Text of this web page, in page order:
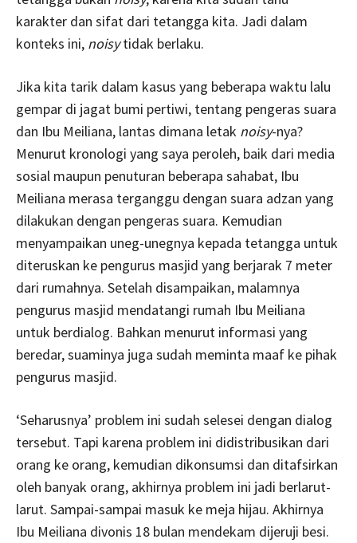
karakter dan sifat dari tetangga kita. Jadi dalam
konteks ini, noisytidak berlaku.
Jika kita tarik dalam kasus yang beberapa waktu lalu
gempar di jagat bumi pertiwi, tentang pengeras suara
dan Ibu Meiliana, lantas dimana letak noisy-nya?
Menurut kronologi yang saya peroleh, baik dari media
sosial maupun penuturan beberapa sahabat, Ibu
Meiliana merasa terganggu dengan suara adzan yang
dilakukan dengan pengeras suara. Kemudian
menyampaikan uneg-unegnya kepada tetangga untuk
diteruskan ke pengurus masjid yang berjarak 7 meter
dari rumahnya. Setelah disampaikan, malamnya
pengurus masjid mendatangi rumah Ibu Meiliana
untuk berdialog. Bahkan menurut informasi yang
beredar, suaminya juga sudah meminta maaf ke pihak
pengurus masjid.
‘Seharusnya’ problem ini sudah selesei dengan dialog
tersebut. Tapi karena problem ini didistribusikan dari
orang ke orang, kemudian dikonsumsi dan ditafsirkan
oleh banyak orang, akhirnya problem ini jadi berlarut-
larut. Sampai-sampai masuk ke meja hijau. Akhirnya
Ibu Meiliana divonis 18 bulan mendekam dijeruji besi.